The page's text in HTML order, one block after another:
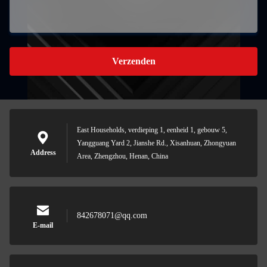
Verzenden
Address
East Households, verdieping 1, eenheid 1, gebouw 5,
Yangguang Yard 2, Jianshe Rd., Xisanhuan, Zhongyuan
Area, Zhengzhou, Henan, China
E-mail
842678071@qq.com